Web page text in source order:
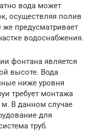
вода может
осуществляя полив
же предусматривает
водоснабжения.
фонтана является
высоте. Вода
ниже уровня
требует монтажа
м. В данном случае
для
труб.